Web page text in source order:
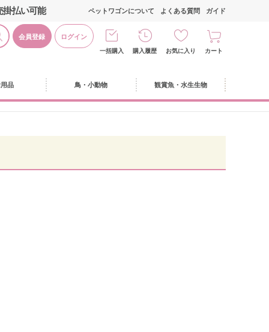
掛払い可能
会員登録 ログイン
ペットワゴンについて よくある質問 ガイド
一括購入 購入履歴 お気に入り カート
品 鳥・小動物 観賞魚・水生生物